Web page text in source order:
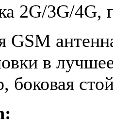
2G/3G/4G,
GSM
в
боковая